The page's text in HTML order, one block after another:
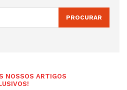
PROCURAR
NOSSOS ARTIGOS